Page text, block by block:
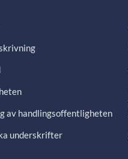
av handlingsoffentligheten
underskrifter